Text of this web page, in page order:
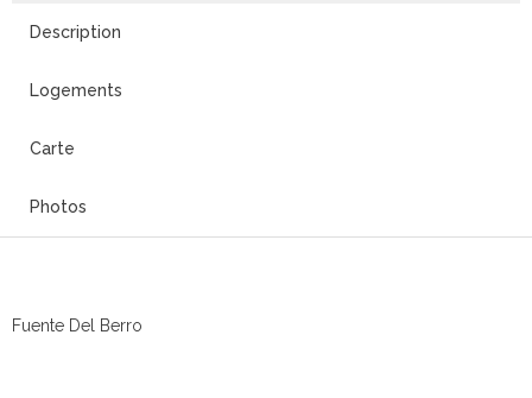
Description
Logements
Carte
Photos
Fuente Del Berro